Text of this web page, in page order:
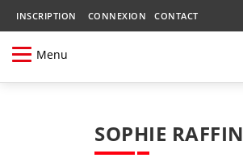
INSCRIPTION CONNEXION CONTACT
Menu
SOPHIE RAFFIN